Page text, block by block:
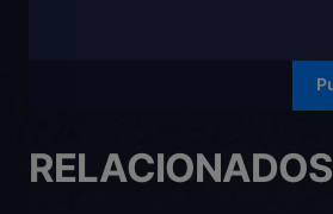
RELACIONADOS